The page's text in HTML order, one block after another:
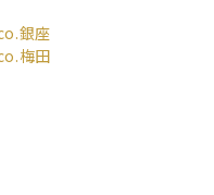
銀座
梅田